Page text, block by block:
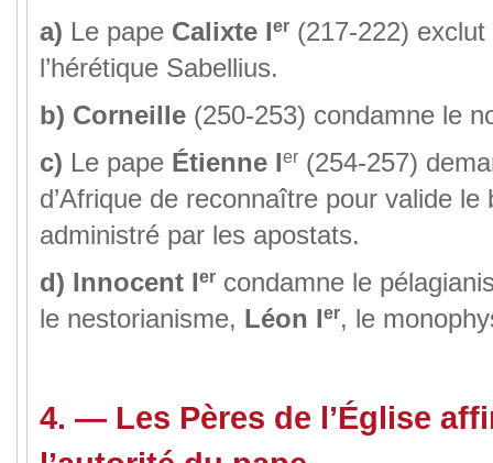
a) Le pape Calixte Ier(217-222) exclut
l’hérétique Sabellius.
b) Corneille(250-253) condamne le
c) Le pape Étienne Ier(254-257)
d’Afrique de reconnaître pour valide le
administré par les apostats.
d) Innocent Iercondamne le
le nestorianisme, Léon Ier, le
4. — Les Pères de l’Église